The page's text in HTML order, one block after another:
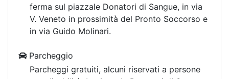
ferma sul piazzale Donatori di Sangue, in via
V. Veneto in prossimità del Pronto Soccorso e
in via Guido Molinari.
Parcheggio
Parcheggi gratuiti, alcuni riservati a persone